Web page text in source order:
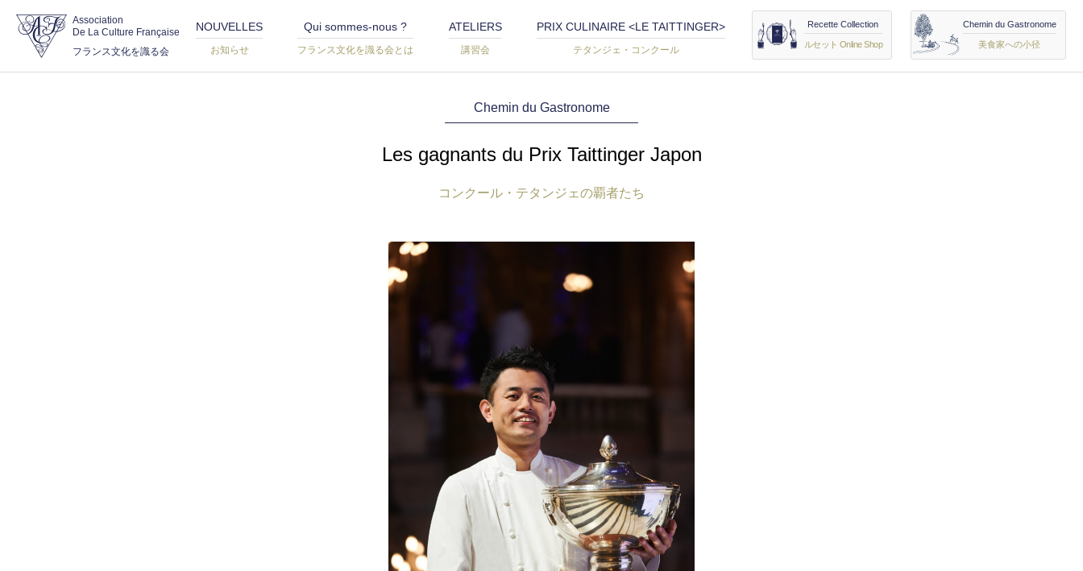
Association
De La Culture Française
フランス文化を識る会
NOUVELLES
お知らせ
Qui sommes-nous ?
フランス文化を識る会とは
ATELIERS
講習会
PRIX CULINAIRE <LE TAITTINGER>
テタンジェ・コンクール
Recette Collection
ルセット Online Shop
Chemin du Gastronome
美食家への小径
Chemin du Gastronome
Les gagnants du Prix Taittinger Japon
コンクール・テタンジェの覇者たち